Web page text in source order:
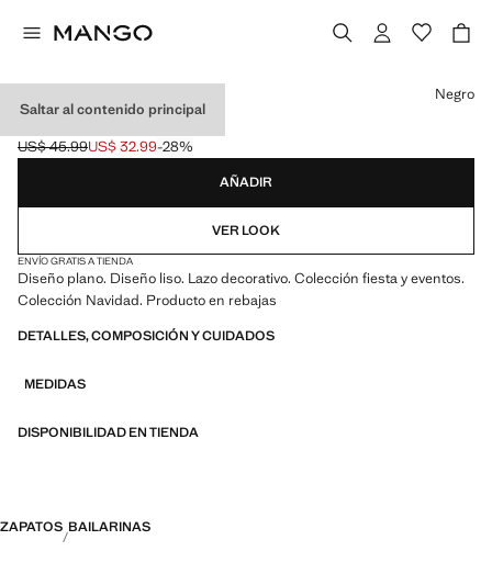
Saltar al contenido principal
BAILARINAS LAZO
Precio inicial tachado [US$ 45.99 ]
US$ 45.99
Precio actual [US$ 32.99 ]
US$ 32.99-28%
Selecciona un color
Negro
AÑADIR
VER LOOK
ENVÍO GRATIS A TIENDA
Diseño plano. Diseño liso. Lazo decorativo. Colección fiesta y eventos.
Colección Navidad. Producto en rebajas
DETALLES, COMPOSICIÓN Y CUIDADOS
MEDIDAS
DISPONIBILIDAD EN TIENDA
ZAPATOS BAILARINAS